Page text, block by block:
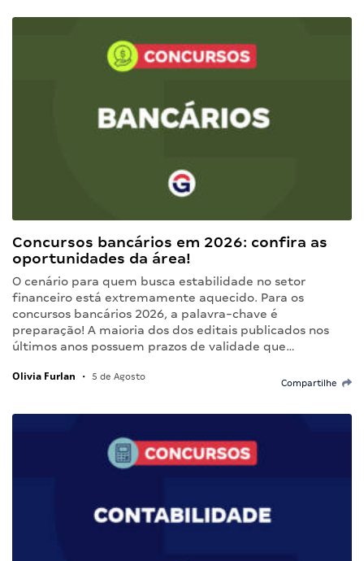
Concursos bancários em 2026: confira as
oportunidades da área!
O cenário para quem busca estabilidade no setor
financeiro está extremamente aquecido. Para os
concursos bancários 2026, a palavra-chave é
preparação! A maioria dos dos editais publicados nos
últimos anos possuem prazos de validade que…
Olivia Furlan • 5 de Agosto
Compartilhe